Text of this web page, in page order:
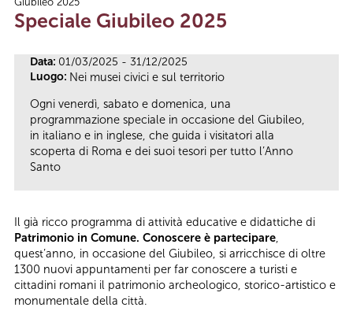
Tu sei qui
Speciale Giubileo 2025
Data: 01/03/2025 - 31/12/2025
Luogo: Nei musei civici e sul territorio
Ogni venerdì, sabato e domenica, una
programmazione speciale in occasione del Giubileo,
in italiano e in inglese, che guida i visitatori alla
scoperta di Roma e dei suoi tesori per tutto l’Anno
Santo
Il già ricco programma di attività educative e didattiche di
Patrimonio in Comune. Conoscere è partecipare,
quest’anno, in occasione del Giubileo, si arricchisce di oltre
1300 nuovi appuntamenti per far conoscere a turisti e
cittadini romani il patrimonio archeologico, storico-artistico e
monumentale della città.